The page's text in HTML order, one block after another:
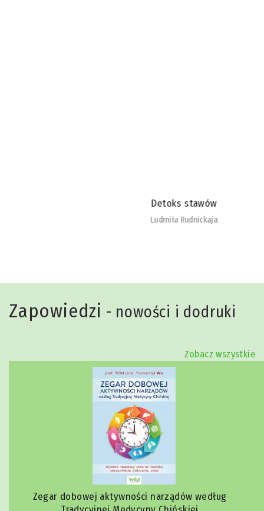
Detoks stawów
Ludmiła Rudnickaja
Zapowiedzi - nowości i dodruki
Zobacz wszystkie
Zegar dobowej aktywności narządów według